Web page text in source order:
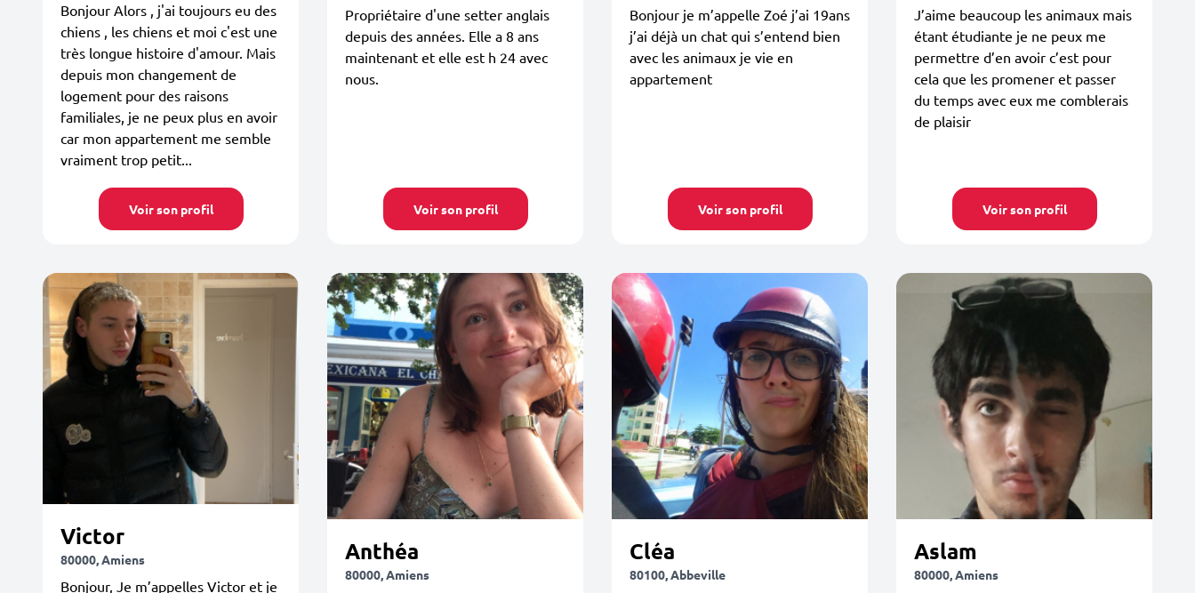
Bonjour Alors , j'ai toujours eu des
chiens , les chiens et moi c'est une
très longue histoire d'amour. Mais
depuis mon changement de
logement pour des raisons
familiales, je ne peux plus en avoir
car mon appartement me semble
vraiment trop petit...
Voir son profil
Propriétaire d'une setter anglais
depuis des années. Elle a 8 ans
maintenant et elle est h 24 avec
nous.
Voir son profil
Bonjour je m’appelle Zoé j’ai 19ans
j’ai déjà un chat qui s’entend bien
avec les animaux je vie en
appartement
Voir son profil
J’aime beaucoup les animaux mais
étant étudiante je ne peux me
permettre d’en avoir c’est pour
cela que les promener et passer
du temps avec eux me comblerais
de plaisir
Voir son profil
Victor
80000, Amiens
Bonjour, Je m’appelles Victor et je
Anthéa
80000, Amiens
Cléa
80100, Abbeville
Aslam
80000, Amiens